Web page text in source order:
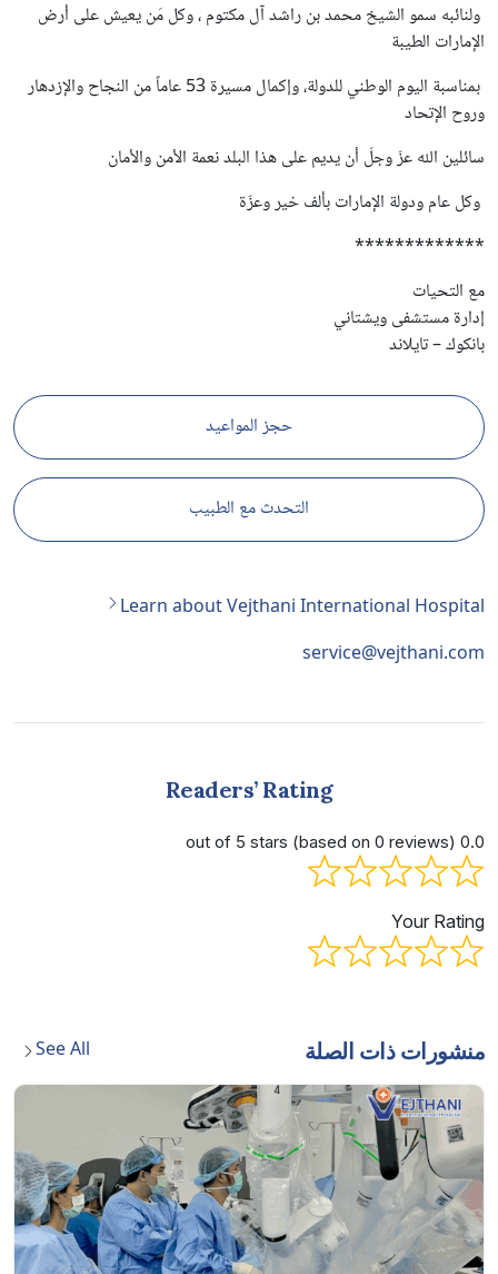
ولنائبه سمو الشيخ محمد بن راشد آل مكتوم ، وكل مَن يعيش على أرض
الإمارات الطيبة
بمناسبة اليوم الوطني للدولة، وإكمال مسيرة 53 عاماً من النجاح والإزدهار
وروح الإتحاد
سائلين الله عزّ وجلّ أن يديم على هذا البلد نعمة الأمن والأمان
وكل عام ودولة الإمارات بألف خير وعزّة
*************
مع التحيات
إدارة مستشفى ويشتاني
بانكوك – تايلاند
حجز المواعيد
التحدث مع الطبيب
Learn about Vejthani International Hospital
service@vejthani.com
Readers’ Rating
0.0 out of 5 stars (based on 0 reviews)
Your Rating
منشورات ذات الصلة See All